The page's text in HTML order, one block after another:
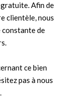
Afin de
clientèle, nous
constante de
ce bien
pas à nous